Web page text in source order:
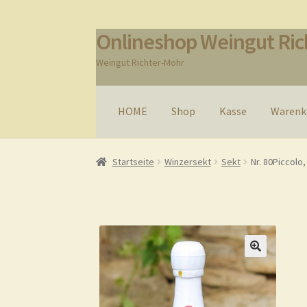
Zur
Navigation
springen
Zum
Inhalt
springen
Onlineshop Weingut
Weingut Richter-Mohr
HOME Shop Kasse
Start AGB / Impressum DatenschutzKasse
Startseite Winzersekt Sekt Nr.